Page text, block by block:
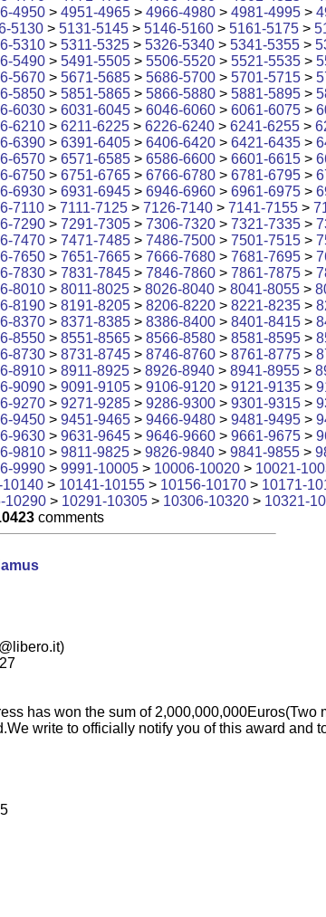
4950 > 4951-4965 > 4966-4980 > 4981-4995 >
5130 > 5131-5145 > 5146-5160 > 5161-5175 >
5310 > 5311-5325 > 5326-5340 > 5341-5355 >
5490 > 5491-5505 > 5506-5520 > 5521-5535 >
5670 > 5671-5685 > 5686-5700 > 5701-5715 >
5850 > 5851-5865 > 5866-5880 > 5881-5895 >
6030 > 6031-6045 > 6046-6060 > 6061-6075 >
6210 > 6211-6225 > 6226-6240 > 6241-6255 >
6390 > 6391-6405 > 6406-6420 > 6421-6435 >
6570 > 6571-6585 > 6586-6600 > 6601-6615 >
6750 > 6751-6765 > 6766-6780 > 6781-6795 >
6930 > 6931-6945 > 6946-6960 > 6961-6975 >
7110 > 7111-7125 > 7126-7140 > 7141-7155 >
7290 > 7291-7305 > 7306-7320 > 7321-7335 >
7470 > 7471-7485 > 7486-7500 > 7501-7515 >
7650 > 7651-7665 > 7666-7680 > 7681-7695 >
7830 > 7831-7845 > 7846-7860 > 7861-7875 >
8010 > 8011-8025 > 8026-8040 > 8041-8055 >
8190 > 8191-8205 > 8206-8220 > 8221-8235 >
8370 > 8371-8385 > 8386-8400 > 8401-8415 >
8550 > 8551-8565 > 8566-8580 > 8581-8595 >
8730 > 8731-8745 > 8746-8760 > 8761-8775 >
8910 > 8911-8925 > 8926-8940 > 8941-8955 >
9090 > 9091-9105 > 9106-9120 > 9121-9135 >
9270 > 9271-9285 > 9286-9300 > 9301-9315 >
9450 > 9451-9465 > 9466-9480 > 9481-9495 >
9630 > 9631-9645 > 9646-9660 > 9661-9675 >
9810 > 9811-9825 > 9826-9840 > 9841-9855 >
9990 > 9991-10005 > 10006-10020 > 10021-
10140 > 10141-10155 > 10156-10170 > 10171-
10290 > 10291-10305 > 10306-10320 > 10321-
comments
)
has won the sum of
write to officially notify you of this award and